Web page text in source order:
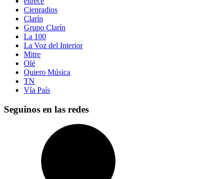
Cienradios
Clarín
Grupo Clarín
La 100
La Voz del Interior
Mitre
Olé
Quiero Música
TN
Vía País
Seguinos en las redes